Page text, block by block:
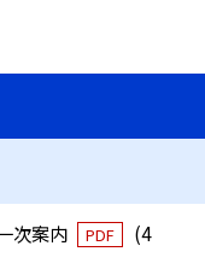
次案内 PDF
(4